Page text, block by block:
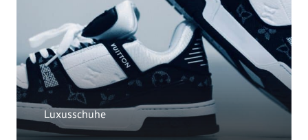
Luxusschuhe